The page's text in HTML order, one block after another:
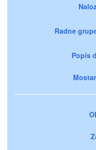
Radne
Popis